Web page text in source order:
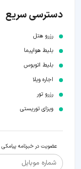
دسترسی سریع
رزرو هتل
بلیط هواپیما
بلیط اتوبوس
اجاره ویلا
رزرو تور
ویزای توریستی
عضویت در خبرنامه پیامکی
شماره موبایل